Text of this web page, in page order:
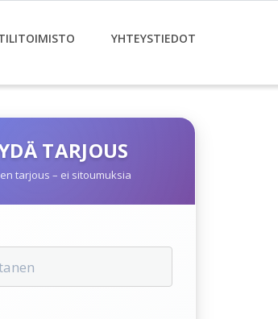
YHTEYSTIEDOT
TARJOUS
tarjous – ei sitoumuksia